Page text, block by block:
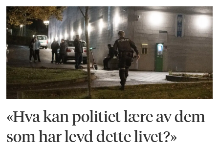
«Hva kan politiet lære av dem
som har levd dette livet?»